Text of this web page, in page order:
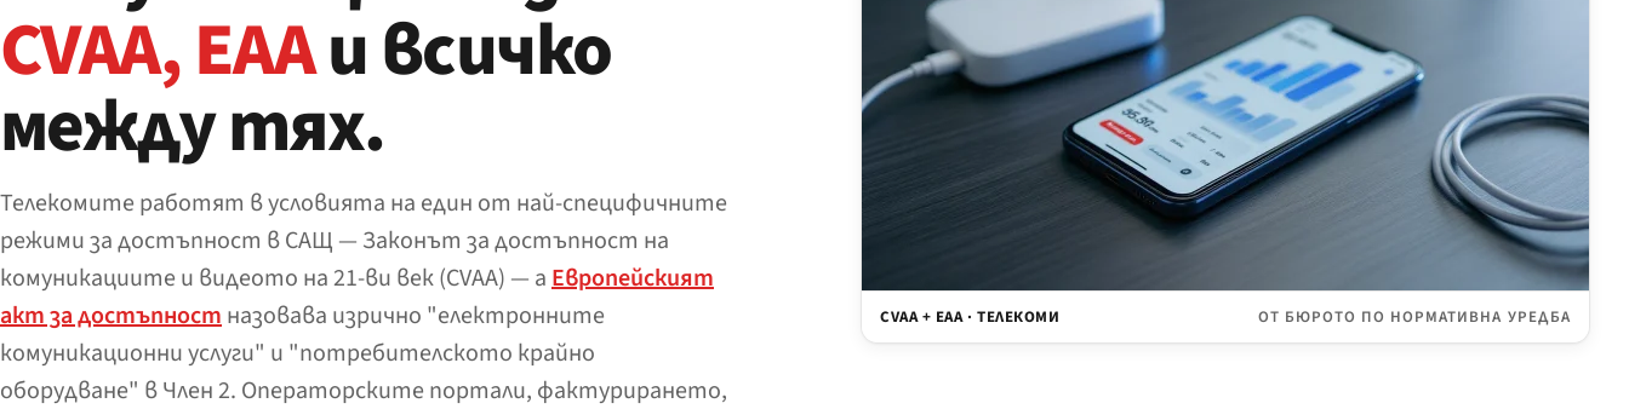
CVAA, EAAи всичко
между тях.
Телекомите работят в условията на един от най-специфичните
режими за достъпност в САЩ — Законът за достъпност на
комуникациите и видеото на 21-ви век (CVAA) — аЕвропейският
акт за достъпностназовава изрично "електронните
комуникационни услуги" и "потребителското крайно
оборудване" в Член 2. Операторските портали, фактурирането,
CVAA + EAA · ТЕЛЕКОМИ ОТ БЮРОТО ПО НОРМАТИВНА УРЕДБА